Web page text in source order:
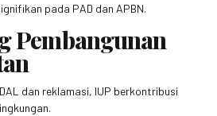
pada PAD dan APBN.
Pembangunan
dan reklamasi, IUP berkontribusi